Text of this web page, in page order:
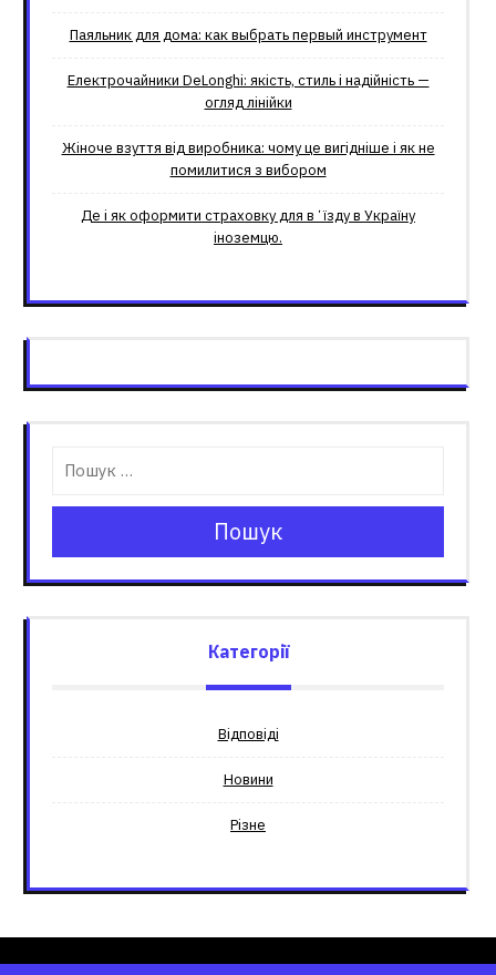
Паяльник для дома: как выбрать первый инструмент
Електрочайники DeLonghi: якість, стиль і надійність —
огляд лінійки
Жіноче взуття від виробника: чому це вигідніше і як не
помилитися з вибором
Де і як оформити страховку для вʼїзду в Україну
іноземцю.
Пошук
Категорії
Відповіді
Новини
Різне